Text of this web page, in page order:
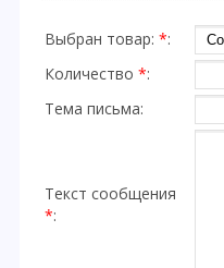
Выбран товар: *:
Количество *:
Тема письма:
Текст сообщения
*: